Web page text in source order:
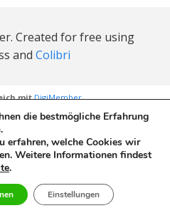
Created for free using
and Colibri
mitDigiMember
die bestmögliche Erfahrung
erfahren, welche Cookies wir
Weitere Informationen findest
.
Einstellungen